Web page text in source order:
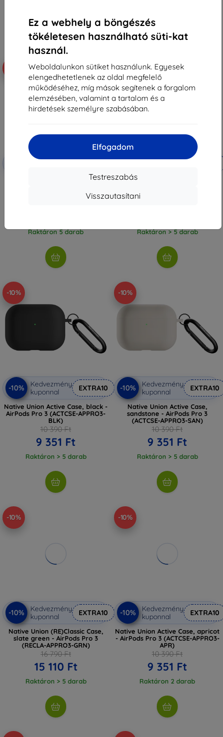
Ez a webhely a böngészés
tökéletesen használható süti-kat
használ.
Weboldalunkon sütiket használunk. Egyesek
elengedhetetlenek az oldal megfelelő
működéséhez, míg mások segítenek a forgalom
elemzésében, valamint a tartalom és a
hirdetések személyre szabásában.
Elfogadom
Testreszabás
Visszautasítani
Kedvezmény
Native Union (RE)Classic Case,
Raktáron 5 darab
-10%
Kedvezmény
Native Union Active Case, slate
Raktáron > 5 darab
-10%
-10%
Kedvezmény
kuponnal
EXTRA10
Native Union Active Case, black -
AirPods Pro 3 (ACTCSE-APPRO3-
BLK)
10 390 Ft
9 351 Ft
Raktáron > 5 darab
-10%
-10%
Kedvezmény
kuponnal
EXTRA10
Native Union Active Case,
sandstone - AirPods Pro 3
(ACTCSE-APPRO3-SAN)
10 390 Ft
9 351 Ft
Raktáron > 5 darab
-10%
-10%
Kedvezmény
kuponnal
EXTRA10
Native Union (RE)Classic Case,
slate green - AirPods Pro 3
(RECLA-APPRO3-GRN)
16 790 Ft
15 110 Ft
Raktáron > 5 darab
-10%
-10%
Kedvezmény
kuponnal
EXTRA10
Native Union Active Case, apricot
- AirPods Pro 3 (ACTCSE-APPRO3-
APR)
10 390 Ft
9 351 Ft
Raktáron 2 darab